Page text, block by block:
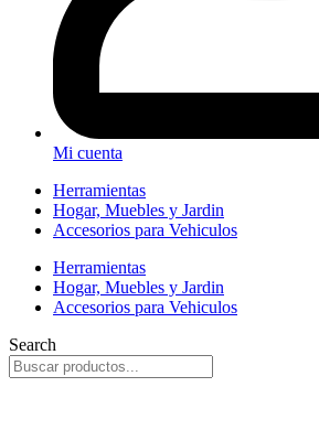
Mi cuenta
Herramientas
Hogar, Muebles y Jardin
Accesorios para Vehiculos
Herramientas
Hogar, Muebles y Jardin
Accesorios para Vehiculos
Search